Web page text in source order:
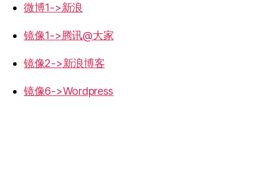
微博1->新浪
镜像1->腾讯@大家
镜像2->新浪博客
镜像6->Wordpress